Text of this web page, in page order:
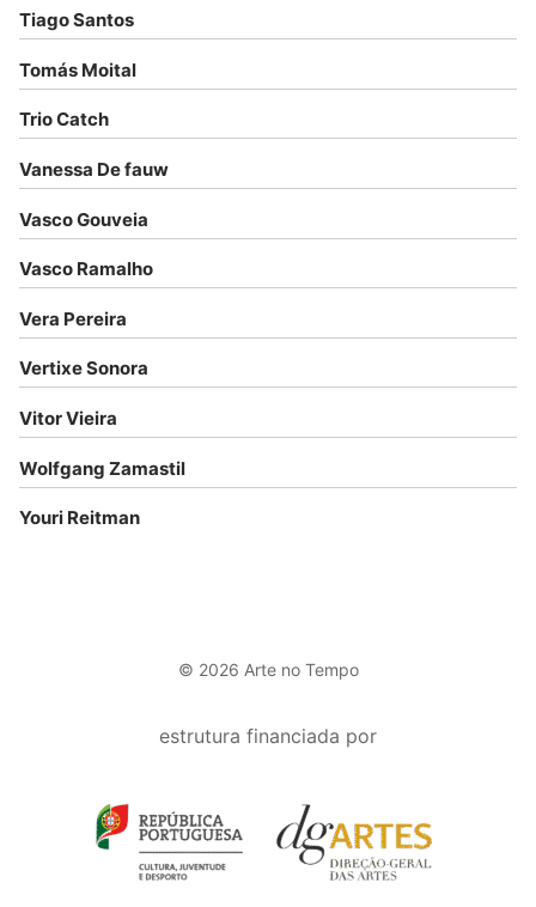
Tiago Santos
Tomás Moital
Trio Catch
Vanessa De fauw
Vasco Gouveia
Vasco Ramalho
Vera Pereira
Vertixe Sonora
Vitor Vieira
Wolfgang Zamastil
Youri Reitman
© 2026 Arte no Tempo
estrutura financiada por